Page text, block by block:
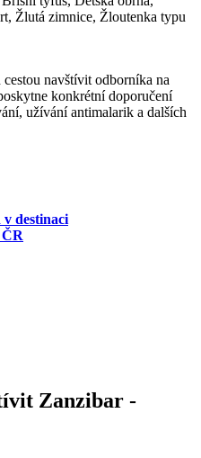
Žlutá zimnice, Žloutenka typu
navštívit odborníka na
konkrétní doporučení
užívání antimalarik a dalších
destinaci
Zanzibar -